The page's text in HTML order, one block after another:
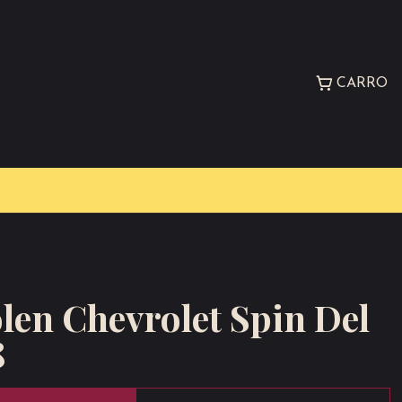
CARRO
Chevrolet Spin Del